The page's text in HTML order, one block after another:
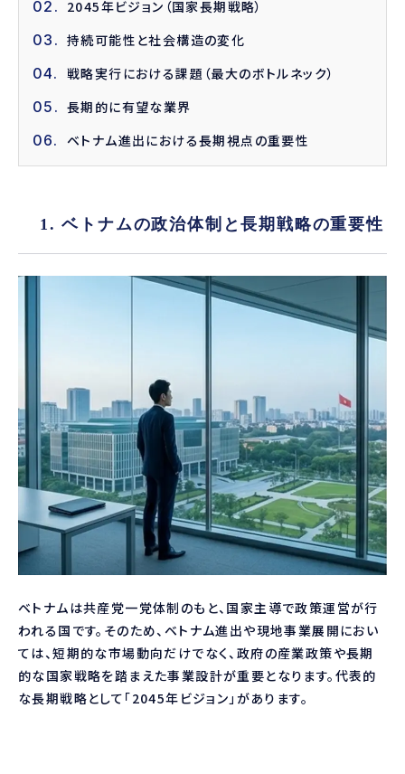
2045年ビジョン（国家長期戦略）
持続可能性と社会構造の変化
戦略実行における課題（最大のボトルネック）
長期的に有望な業界
ベトナム進出における長期視点の重要性
1. ベトナムの政治体制と長期戦略の重要性
ベトナムは共産党一党体制のもと、国家主導で政策運営が行
われる国です。そのため、ベトナム進出や現地事業展開におい
ては、短期的な市場動向だけでなく、政府の産業政策や長期
的な国家戦略を踏まえた事業設計が重要となります。代表的
な長期戦略として「2045年ビジョン」があります。